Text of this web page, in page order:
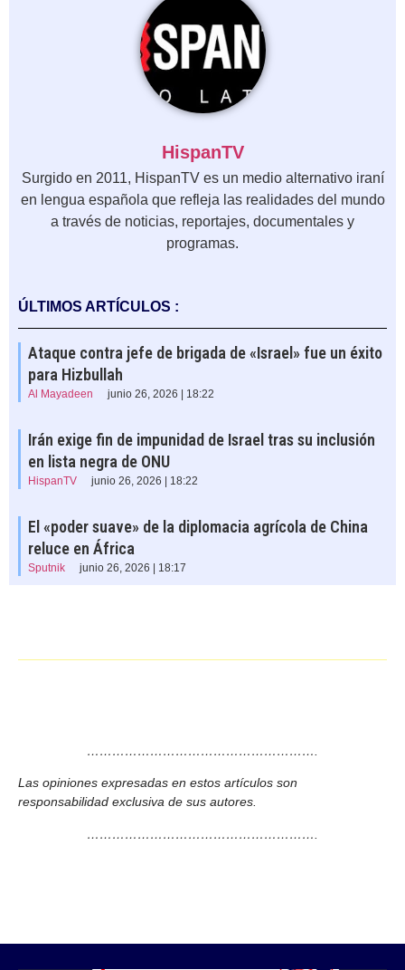
HispanTV
Surgido en 2011, HispanTV es un medio alternativo iraní
en lengua española que refleja las realidades del mundo
a través de noticias, reportajes, documentales y
programas.
ÚLTIMOS ARTÍCULOS :
Ataque contra jefe de brigada de «Israel» fue un éxito
para Hizbullah
Al Mayadeen junio 26, 2026 | 18:22
Irán exige fin de impunidad de Israel tras su inclusión
en lista negra de ONU
HispanTV junio 26, 2026 | 18:22
El «poder suave» de la diplomacia agrícola de China
reluce en África
Sputnik junio 26, 2026 | 18:17
……………………………………………….
Las opiniones expresadas en estos artículos son
responsabilidad exclusiva de sus autores.
……………………………………………….